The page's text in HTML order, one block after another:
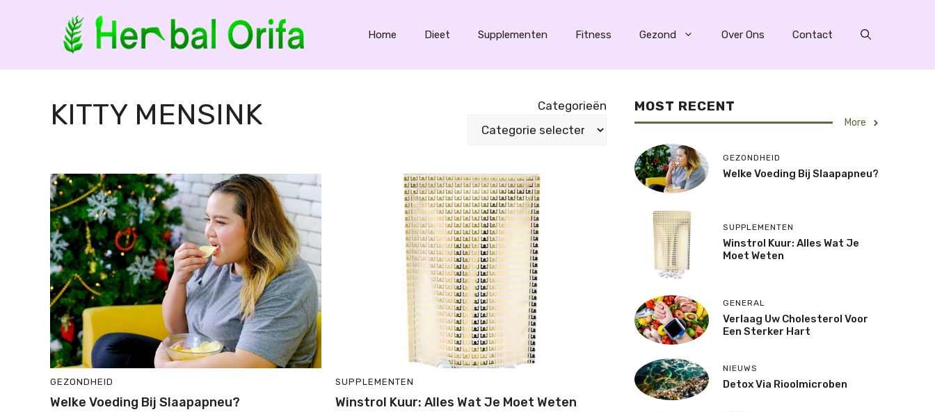
Home Dieet Supplementen Fitness Gezond Over Ons Contact
KITTY MENSINK Categorieën
GEZONDHEID
Welke Voeding Bij Slaapapneu?
SUPPLEMENTEN
Winstrol Kuur: Alles Wat Je Moet Weten
MOST RECENT
More
GEZONDHEID
Welke Voeding Bij Slaapapneu?
SUPPLEMENTEN
Winstrol Kuur: Alles Wat Je
Moet Weten
GENERAL
Verlaag Uw Cholesterol Voor
Een Sterker Hart
NIEUWS
Detox Via Rioolmicroben